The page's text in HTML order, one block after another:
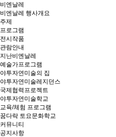
비엔날레
비엔날레 행사개요
주제
프로그램
전시작품
관람안내
지난비엔날레
예술가프로그램
야투자연미술의 집
야투자연미술레지던스
국제협력프로젝트
야투자연미술학교
교육/체험 프로그램
꿈다락 토요문화학교
커뮤니티
공지사항